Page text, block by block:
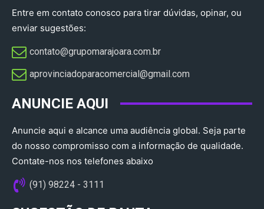
Entre em contato conosco para tirar dúvidas, opinar, ou
enviar sugestões:
contato@grupomarajoara.com.br
aprovinciadoparacomercial@gmail.com​
ANUNCIE AQUI
Anuncie aqui e alcance uma audiência global. Seja parte
do nosso compromisso com a informação de qualidade.
Contate-nos nos telefones abaixo
(91) 98224 - 3111